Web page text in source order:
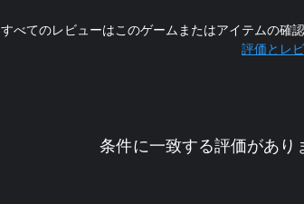
すべてのレビューはこのゲームまたはアイテムの確
評価とレ
条件に一致する評価があり